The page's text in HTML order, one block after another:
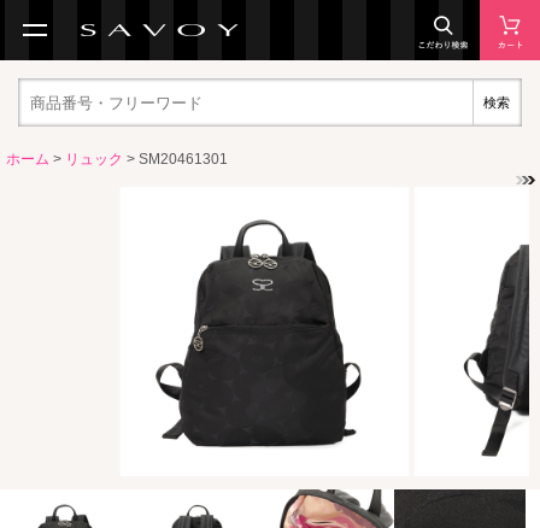
検索
ホーム > リュック > SM20461301